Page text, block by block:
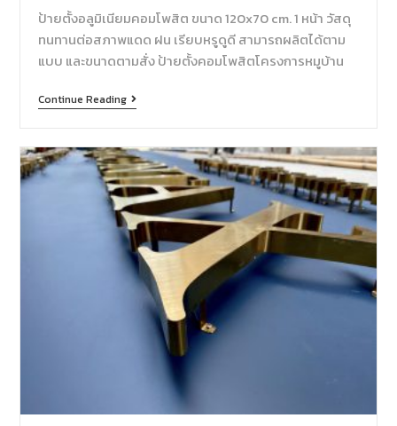
ป้ายตั้งอลูมิเนียมคอมโพสิต ขนาด 120x70 cm. 1 หน้า วัสดุ
ทนทานต่อสภาพแดด ฝน เรียบหรูดูดี สามารถผลิตได้ตาม
แบบ และขนาดตามสั่ง ป้ายตั้งคอมโพสิตโครงการหมูบ้าน
Continue Reading